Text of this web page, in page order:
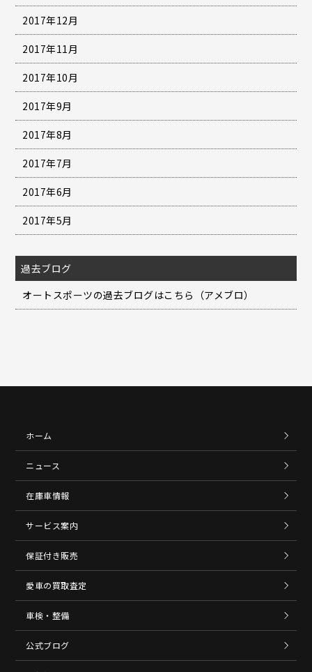
2017年12月
2017年11月
2017年10月
2017年9月
2017年8月
2017年7月
2017年6月
2017年5月
過去ブログ
オートスポーツの過去ブログはこちら（アメブロ）
ホーム
ニュース
在庫車情報
サービス案内
保証付き販売
愛車の買取査定
車検・整備
公式ブログ